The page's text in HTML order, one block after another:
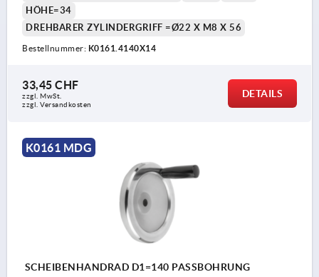
HÖHE=34
DREHBARER ZYLINDERGRIFF =Ø22 X M8 X 56
Bestellnummer: K0161.4140X14
33,45 CHF
zzgl. MwSt.
zzgl. Versandkosten
DETAILS
K0161 MDG
SCHEIBENHANDRAD D1=140 PASSBOHRUNG